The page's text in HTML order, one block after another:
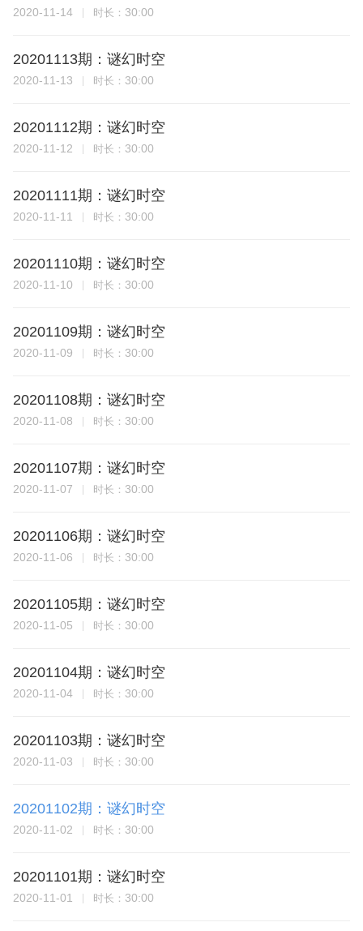
2020-11-14 时长： 30:00
20201113期：谜幻时空
2020-11-13 时长： 30:00
20201112期：谜幻时空
2020-11-12 时长： 30:00
20201111期：谜幻时空
2020-11-11 时长： 30:00
20201110期：谜幻时空
2020-11-10 时长： 30:00
20201109期：谜幻时空
2020-11-09 时长： 30:00
20201108期：谜幻时空
2020-11-08 时长： 30:00
20201107期：谜幻时空
2020-11-07 时长： 30:00
20201106期：谜幻时空
2020-11-06 时长： 30:00
20201105期：谜幻时空
2020-11-05 时长： 30:00
20201104期：谜幻时空
2020-11-04 时长： 30:00
20201103期：谜幻时空
2020-11-03 时长： 30:00
20201102期：谜幻时空
2020-11-02 时长： 30:00
20201101期：谜幻时空
2020-11-01 时长： 30:00